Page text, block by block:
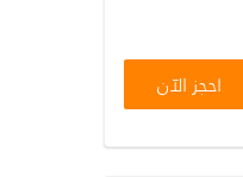
احجز الآن